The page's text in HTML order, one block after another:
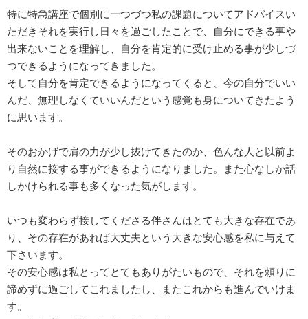
特に特急講座で個別に一つづつ私の課題についてアドバイスい
ただきそれを実行し日々を過ごしたことで、自分にできる事や
出来ないことを理解し、自分を肯定的に受け止める事が少しづ
つできるようになってきました。
そして自分を肯定できるようになってくると、今の自分でいい
んだ、無理しなくていいんだという感覚も身についてきたよう
に思います。
そのおかげで肩の力が少し抜けてきたのか、色んな人と以前よ
り自然に接する事ができるようになりました。また心なしか話
しかけられる事も多くなった気がします。
いつも変わらず接してくださる伴さんはとても大きな存在であ
り、その存在があれば大丈夫という大きな安心感を私に与えて
下さいます。
その安心感は私とってとてもありがたいもので、それを頼りに
諦めずに過ごしてこれましたし、またこれからも進んでいけま
す。